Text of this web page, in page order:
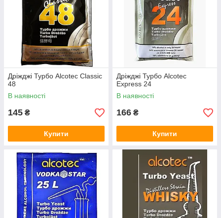
Дріжджі Турбо Alcotec Classic
48
В наявності
145 ₴
Купити
Дріжджі Турбо Alcotec
Express 24
В наявності
166 ₴
Купити